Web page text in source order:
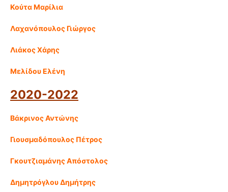
Κούτα Μαρίλια
Λαχανόπουλος Γιώργος
Λιάκος Χάρης
Μελίδου Ελένη
2020-2022
Βάκρινος Αντώνης
Γιουσμαδόπουλος Πέτρος
Γκουτζιαμάνης Απόστολος
Δημητρόγλου Δημήτρης